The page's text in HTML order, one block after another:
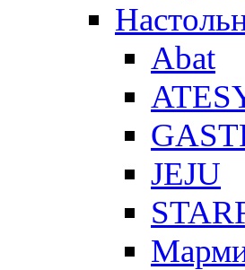
Abat
JEJU